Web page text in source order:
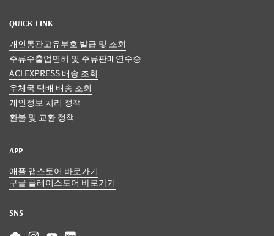
QUICK LINK
개인통관고유부호 발급 및 조회
주류수출업면허 및 주류판매연수증
ACI EXPRESS 배송 조회
우체국 택배 배송 조회
개인정보 처리 정책
환불 및 교환 정책
APP
애플 앱스토어 바로가기
구글 플레이스토어 바로가기
SNS